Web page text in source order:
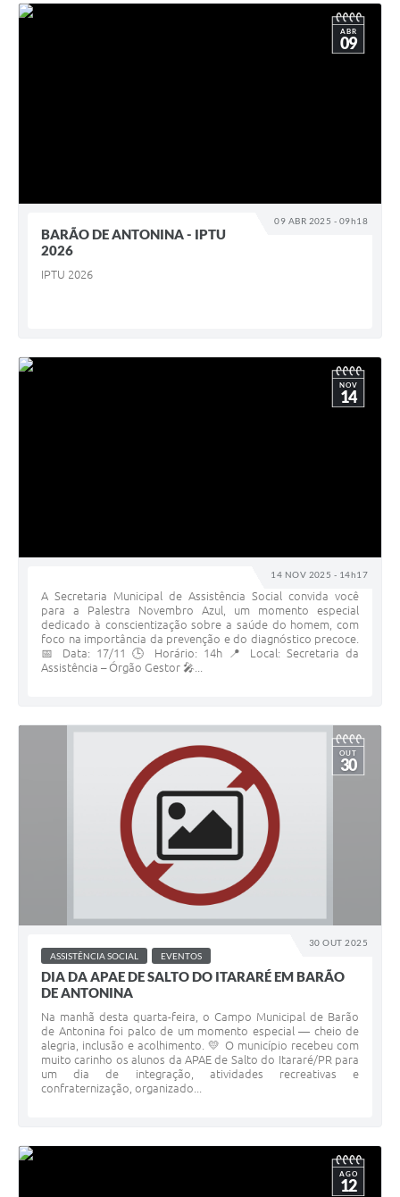
09 ABR 2025 - 09h18
ABR
09
BARÃO DE ANTONINA - IPTU
2026
IPTU 2026
14 NOV 2025 - 14h17
NOV
14
A Secretaria Municipal de Assistência Social convida você
para a Palestra Novembro Azul, um momento especial
dedicado à conscientização sobre a saúde do homem, com
foco na importância da prevenção e do diagnóstico precoce.
📅 Data: 17/11 🕒 Horário: 14h 📍 Local: Secretaria da
Assistência – Órgão Gestor 🎤...
30 OUT 2025
OUT
30
ASSISTÊNCIA SOCIAL EVENTOS
DIA DA APAE DE SALTO DO ITARARÉ EM BARÃO
DE ANTONINA
Na manhã desta quarta-feira, o Campo Municipal de Barão
de Antonina foi palco de um momento especial — cheio de
alegria, inclusão e acolhimento. 💛 O município recebeu com
muito carinho os alunos da APAE de Salto do Itararé/PR para
um dia de integração, atividades recreativas e
confraternização, organizado...
AGO
12